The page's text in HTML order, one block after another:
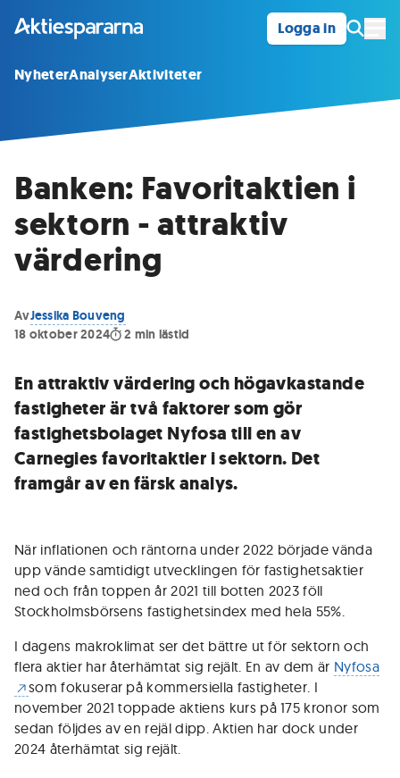
Logga in
NyheterAnalyserAktiviteter
Banken: Favoritaktien i
sektorn - attraktiv
värdering
AvJessika Bouveng
18 oktober 2024
2 min lästid
En attraktiv värdering och högavkastande
fastigheter är två faktorer som gör
fastighetsbolaget Nyfosa till en av
Carnegies favoritaktier i sektorn. Det
framgår av en färsk analys.
När inflationen och räntorna under 2022 började vända
upp vände samtidigt utvecklingen för fastighetsaktier
ned och från toppen år 2021 till botten 2023 föll
Stockholmsbörsens fastighetsindex med hela 55%.
I dagens makroklimat ser det bättre ut för sektorn och
flera aktier har återhämtat sig rejält. En av dem är Nyfosa
som fokuserar på kommersiella fastigheter. I
november 2021 toppade aktiens kurs på 175 kronor som
sedan följdes av en rejäl dipp. Aktien har dock under
2024 återhämtat sig rejält.